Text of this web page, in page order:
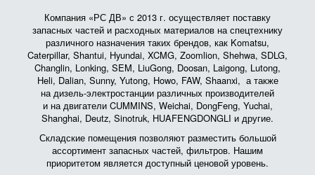
Компания «РС ДВ» с 2013 г. осуществляет поставку
запасных частей и расходных материалов на спецтехнику
различного назначения таких брендов, как Komatsu,
Caterpillar, Shantui, Hyundai, XCMG, Zoomlion, Shehwa, SDLG,
Changlin, Lonking, SEM, LiuGong, Doosan, Laigong, Lutong,
Heli, Dalian, Sunny, Yutong, Howo, FAW, Shaanxi, а также
на дизель-электростанции различных производителей
и на двигатели CUMMINS, Weichai, DongFeng, Yuchai,
Shanghai, Deutz, Sinotruk, HUAFENGDONGLI и другие.
Складские помещения позволяют разместить большой
ассортимент запасных частей, фильтров. Нашим
приоритетом является доступный ценовой уровень.